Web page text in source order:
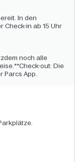
In den
Check-in ab 15 Uhr
noch alle
out: Die
Parcs App.